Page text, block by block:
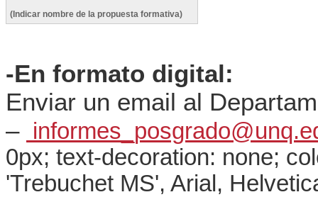
(Indicar nombre de la propuesta formativa)
-En formato digital:
Enviar un email al
–
0px; text-decoration: none;
'Trebuchet MS', Arial,